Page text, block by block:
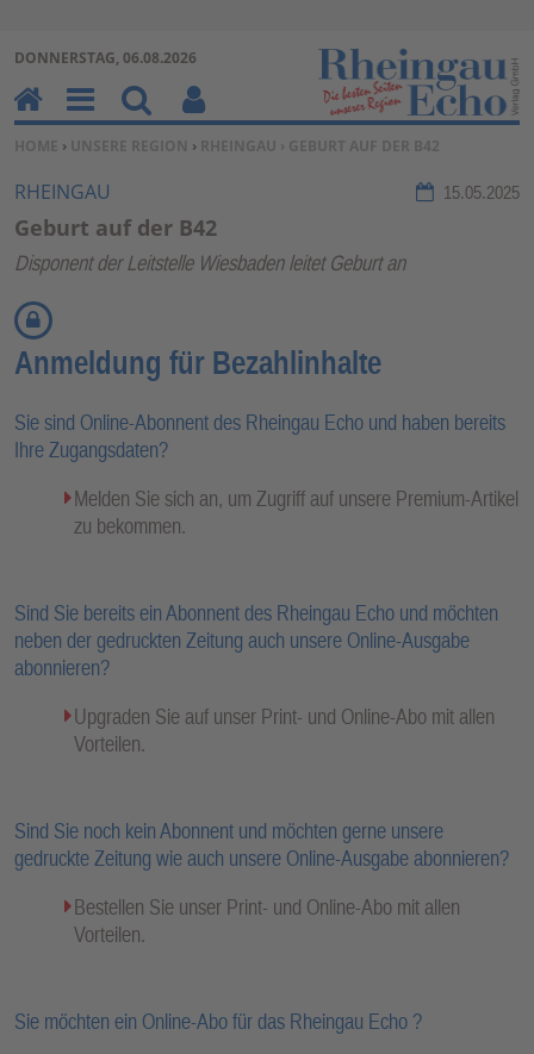
Zum Inhalt springen ↓
DONNERSTAG, 06.08.2026
SIE BEFINDEN SICH HIER:
HOME › UNSERE REGION › RHEINGAU › GEBURT AUF DER B42
RHEINGAU 15.05.2025
Geburt auf der B42
Disponent der Leitstelle Wiesbaden leitet Geburt an
Anmeldung für Bezahlinhalte
Sie sind Online-Abonnent des Rheingau Echo und haben bereits
Ihre Zugangsdaten?
Melden Sie sich an, um Zugriff auf unsere Premium-Artikel
zu bekommen.
Sind Sie bereits ein Abonnent des Rheingau Echo und möchten
neben der gedruckten Zeitung auch unsere Online-Ausgabe
abonnieren?
Upgraden Sie auf unser Print- und Online-Abo mit allen
Vorteilen.
Sind Sie noch kein Abonnent und möchten gerne unsere
gedruckte Zeitung wie auch unsere Online-Ausgabe abonnieren?
Bestellen Sie unser Print- und Online-Abo mit allen
Vorteilen.
Sie möchten ein Online-Abo für das Rheingau Echo ?
H
o
m
e
M
en
u
Su
ch
Be
nu
erf
un
kti